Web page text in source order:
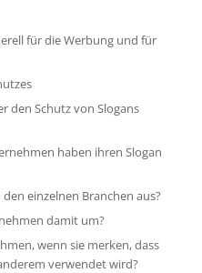
für die Werbung und für
den Schutz von Slogans
haben ihren Slogan
einzelnen Branchen aus?
damit um?
wenn sie merken, dass
verwendet wird?